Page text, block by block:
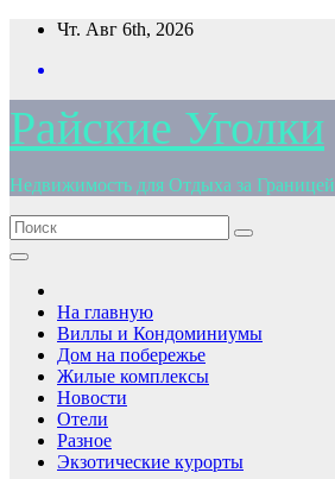
Перейти
содержимому
Чт. Авг 6th, 2026
Райские Уголки
Недвижимость для Отдыха за Границей
На главную
Виллы и Кондоминиумы
Дом на побережье
Жилые комплексы
Новости
Отели
Разное
Экзотические курорты